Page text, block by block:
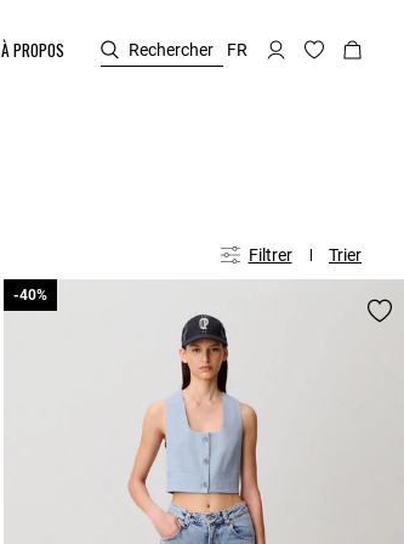
À PROPOS Rechercher FR
Filtrer Trier
-40%
-40%